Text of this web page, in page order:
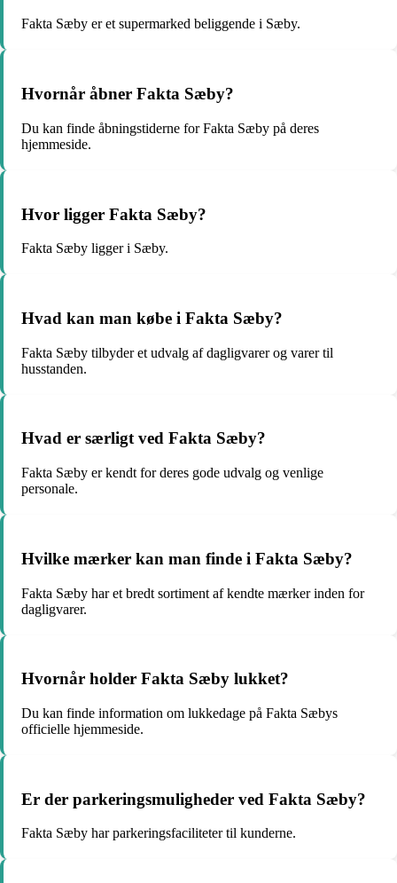
Fakta Sæby er et supermarked beliggende i Sæby.
Hvornår åbner Fakta Sæby?
Du kan finde åbningstiderne for Fakta Sæby på deres
hjemmeside.
Hvor ligger Fakta Sæby?
Fakta Sæby ligger i Sæby.
Hvad kan man købe i Fakta Sæby?
Fakta Sæby tilbyder et udvalg af dagligvarer og varer til
husstanden.
Hvad er særligt ved Fakta Sæby?
Fakta Sæby er kendt for deres gode udvalg og venlige
personale.
Hvilke mærker kan man finde i Fakta Sæby?
Fakta Sæby har et bredt sortiment af kendte mærker inden for
dagligvarer.
Hvornår holder Fakta Sæby lukket?
Du kan finde information om lukkedage på Fakta Sæbys
officielle hjemmeside.
Er der parkeringsmuligheder ved Fakta Sæby?
Fakta Sæby har parkeringsfaciliteter til kunderne.